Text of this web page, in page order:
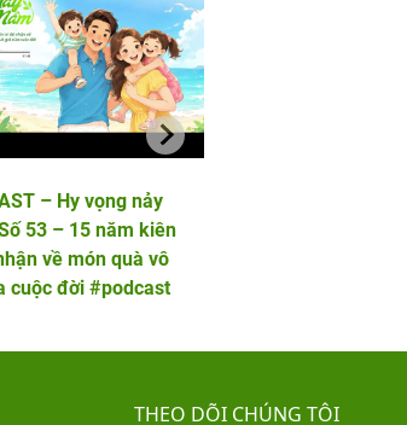
– Hy vọng nảy
53 – 15 năm kiên
về món quà vô
cuộc đời #podcast
THEO DÕI CHÚNG TÔI